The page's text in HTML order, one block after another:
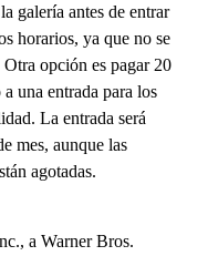
galería antes de entrar
horarios, ya que no se
opción es pagar 20
una entrada para los
La entrada será
mes, aunque las
agotadas.
a Warner Bros.